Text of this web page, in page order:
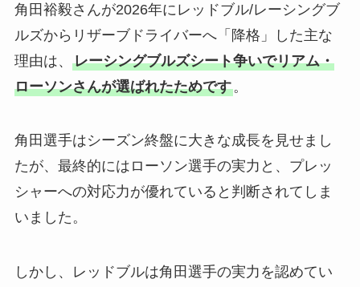
角田裕毅さんが2026年にレッドブル/レーシングブ
ルズからリザーブドライバーへ「降格」した主な
理由は、 レーシングブルズシート争いでリアム・
ローソンさんが選ばれたためです。​
角田選手はシーズン終盤に大きな成長を見せまし
たが、最終的にはローソン選手の実力と、プレッ
シャーへの対応力が優れていると判断されてしま
いました。
しかし、レッドブルは角田選手の実力を認めてい